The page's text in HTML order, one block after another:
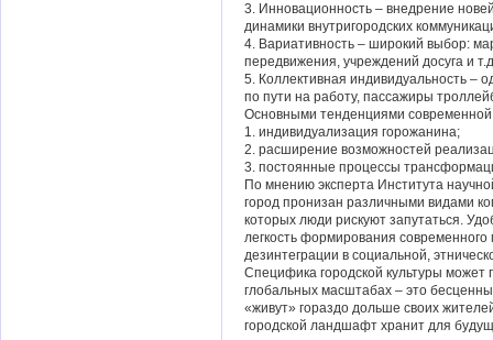
3. Инновационность – внедрение
динамики внутригородских
4. Вариативность – широкий выбор:
передвижения, учреждений досуга и
5. Коллективная индивидуальность –
по пути на работу, пассажиры
Основными тенденциями современной
1. индивидуализация горожанина;
2. расширение возможностей
3. постоянные процессы
По мнению эксперта Института
город пронизан различными видами
которых люди рискуют запутаться.
легкость формирования
дезинтеграции в социальной,
Специфика городской культуры может
глобальных масштабах – это
«живут» гораздо дольше своих
городской ландшафт хранит для